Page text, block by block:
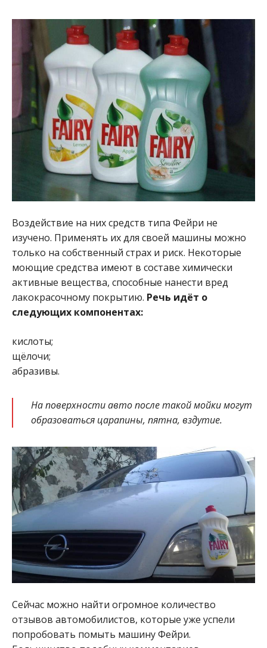
Воздействие на них средств типа Фейри не
изучено. Применять их для своей машины можно
только на собственный страх и риск. Некоторые
моющие средства имеют в составе химически
активные вещества, способные нанести вред
лакокрасочному покрытию. Речь идёт о
следующих компонентах:
кислоты;
щёлочи;
абразивы.
На поверхности авто после такой мойки могут
образоваться царапины, пятна, вздутие.
Сейчас можно найти огромное количество
отзывов автомобилистов, которые уже успели
попробовать помыть машину Фейри.